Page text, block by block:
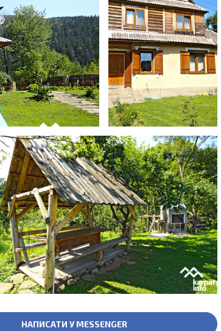
НАПИСАТИ У MESSENGER